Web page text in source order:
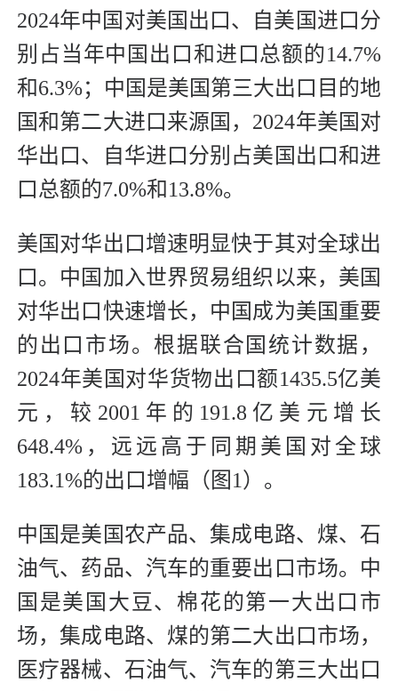
2024年中国对美国出口、自美国进口分
别占当年中国出口和进口总额的14.7%
和6.3%；中国是美国第三大出口目的地
国和第二大进口来源国，2024年美国对
华出口、自华进口分别占美国出口和进
口总额的7.0%和13.8%。
美国对华出口增速明显快于其对全球出
口。中国加入世界贸易组织以来，美国
对华出口快速增长，中国成为美国重要
的出口市场。根据联合国统计数据，
2024年美国对华货物出口额1435.5亿美
元，较2001年的191.8亿美元增长
648.4%，远远高于同期美国对全球
183.1%的出口增幅（图1）。
中国是美国农产品、集成电路、煤、石
油气、药品、汽车的重要出口市场。中
国是美国大豆、棉花的第一大出口市
场，集成电路、煤的第二大出口市场，
医疗器械、石油气、汽车的第三大出口